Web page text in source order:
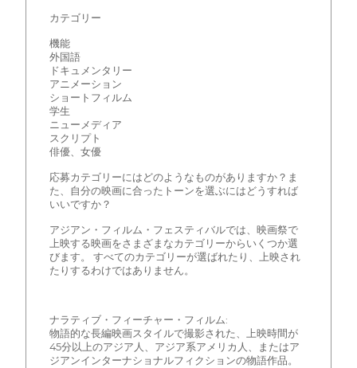
カテゴリー
機能
外国語
ドキュメンタリー
アニメーション
ショートフィルム
学生
ニューメディア
スクリプト
俳優、女優
応募カテゴリーにはどのようなものがありますか？ま
た、自分の映画に合ったトーンを選ぶにはどうすれば
いいですか？
アジアン・フィルム・フェスティバルでは、映画祭で
上映する映画をさまざまなカテゴリーからいくつか選
びます。 すべてのカテゴリーが選ばれたり、上映され
たりするわけではありません。
ナラティブ・フィーチャー・フィルム:
物語的な長編映画スタイルで撮影された、上映時間が
45分以上のアジア人、アジア系アメリカ人、またはア
ジアンインターナショナルフィクションの物語作品。